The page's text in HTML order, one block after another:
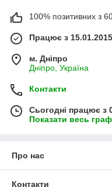
100% позитивних з
Працює з 15.01.2015
м. Дніпро
Дніпро, Україна
Контакти
Сьогодні працює з
Показати весь
Про нас
Контакти